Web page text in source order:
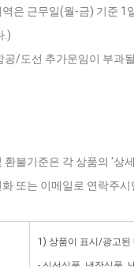
은 근무일(월-금) 기준
.)
공/도선 추가운임이 부과
환불기준은 각 상품의 '상
또는 이메일로 연락주
1) 상품이 표시/광고된